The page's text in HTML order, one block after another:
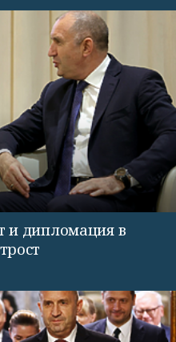
и дипломация в